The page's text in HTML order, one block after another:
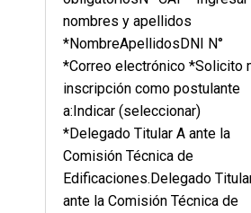
nombres y apellidos
*NombreApellidosDNI N°
*Correo electrónico *Solicito
inscripción como postulante
a:Indicar (seleccionar)
*Delegado Titular A ante la
Comisión Técnica de
Edificaciones.Delegado
ante la Comisión Técnica de